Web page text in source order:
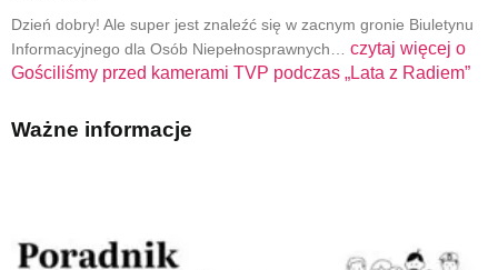
Dzień dobry! Ale super jest znaleźć się w zacnym gronie Biuletynu
Informacyjnego dla Osób Niepełnosprawnych… czytaj więcej o
Gościliśmy przed kamerami TVP podczas „Lata z Radiem”
Ważne informacje